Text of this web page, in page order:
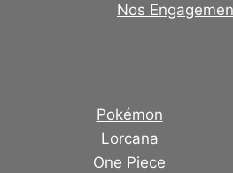
Nos
Pokémon
Lorcana
One Piece